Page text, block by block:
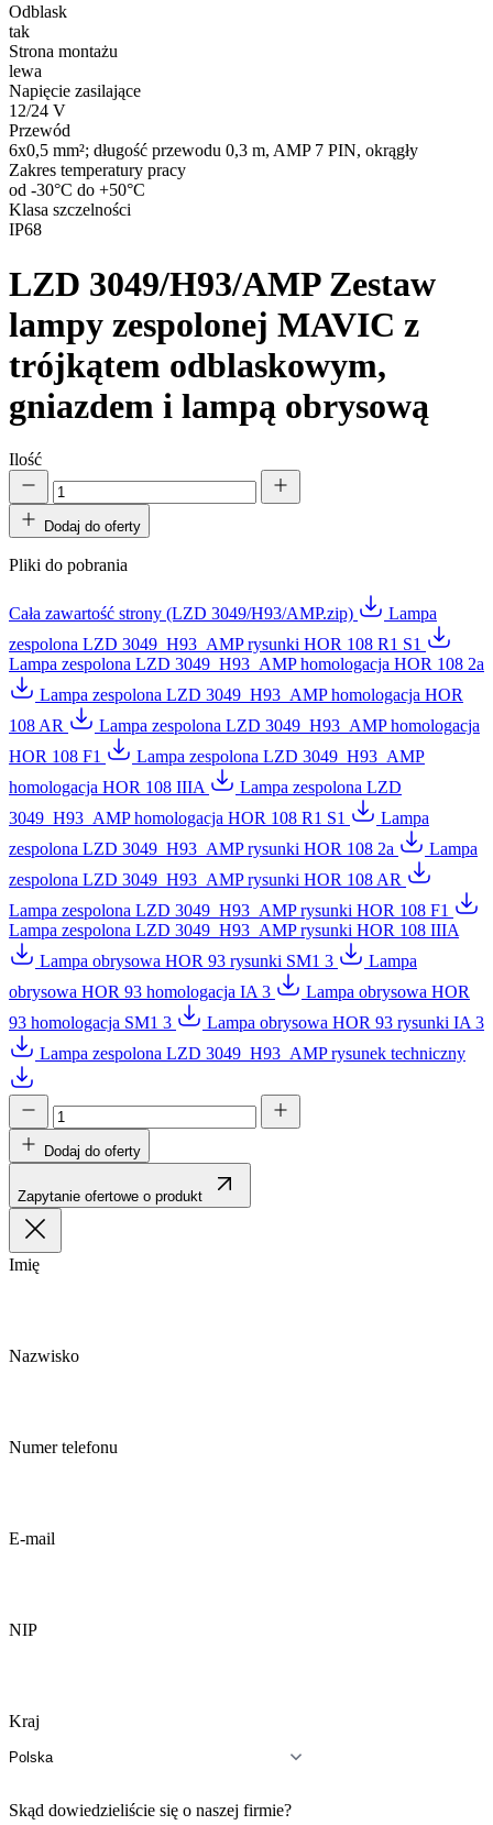
Odblask
tak
Strona montażu
lewa
Napięcie zasilające
12/24 V
Przewód
6x0,5 mm²; długość przewodu 0,3 m, AMP 7 PIN, okrągły
Zakres temperatury pracy
od -30°C do +50°C
Klasa szczelności
IP68
LZD 3049/H93/AMP Zestaw
lampy zespolonej MAVIC z
trójkątem odblaskowym,
gniazdem i lampą obrysową
Ilość
Dodaj do oferty
Pliki do pobrania
Cała zawartość strony (LZD 3049/H93/AMP.zip)
Lampa
zespolona LZD 3049_H93_AMP rysunki HOR 108 R1 S1
Lampa zespolona LZD 3049_H93_AMP homologacja HOR 108 2a
Lampa zespolona LZD 3049_H93_AMP homologacja HOR
108 AR
Lampa zespolona LZD 3049_H93_AMP homologacja
HOR 108 F1
Lampa zespolona LZD 3049_H93_AMP
homologacja HOR 108 IIIA
Lampa zespolona LZD
3049_H93_AMP homologacja HOR 108 R1 S1
Lampa
zespolona LZD 3049_H93_AMP rysunki HOR 108 2a
Lampa
zespolona LZD 3049_H93_AMP rysunki HOR 108 AR
Lampa zespolona LZD 3049_H93_AMP rysunki HOR 108 F1
Lampa zespolona LZD 3049_H93_AMP rysunki HOR 108 IIIA
Lampa obrysowa HOR 93 rysunki SM1 3
Lampa
obrysowa HOR 93 homologacja IA 3
Lampa obrysowa HOR
93 homologacja SM1 3
Lampa obrysowa HOR 93 rysunki IA 3
Lampa zespolona LZD 3049_H93_AMP rysunek techniczny
Dodaj do oferty
Zapytanie ofertowe o produkt
Imię
Nazwisko
Numer telefonu
E-mail
NIP
Kraj
Skąd dowiedzieliście się o naszej firmie?